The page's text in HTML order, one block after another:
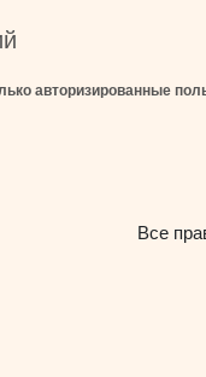
авторизированные
Все